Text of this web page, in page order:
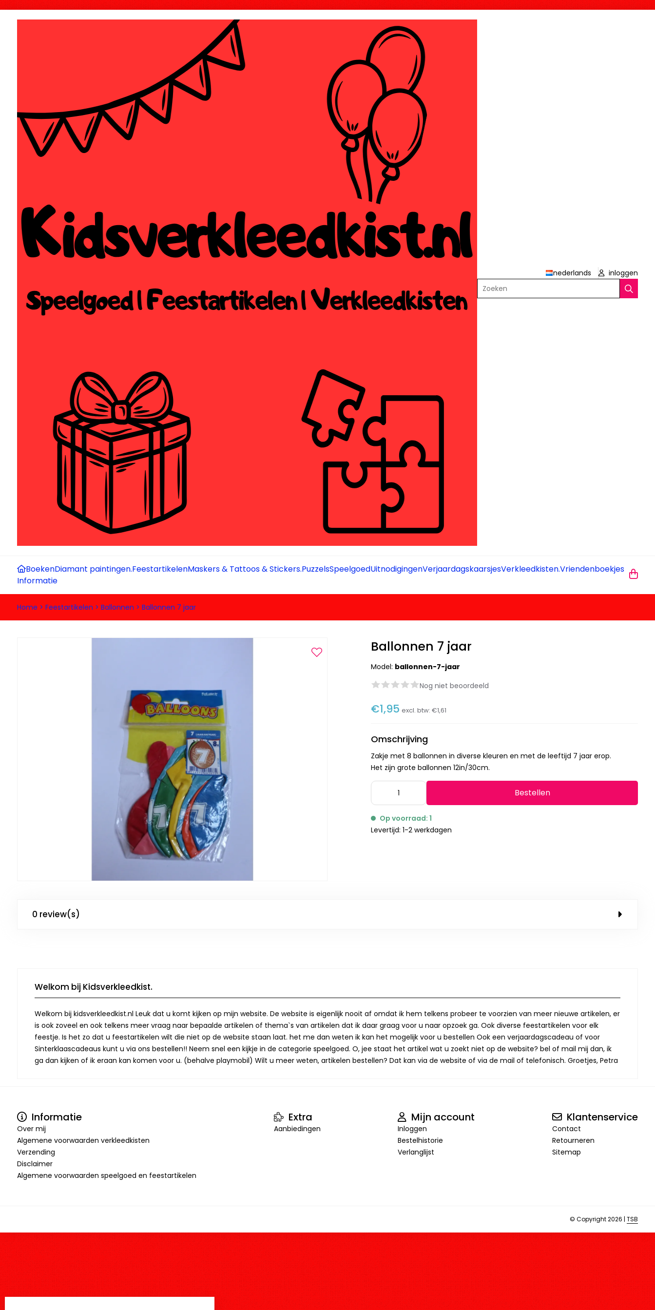
nederlands
inloggen
Zoeken
BoekenDiamant paintingen.FeestartikelenMaskers & Tattoos & Stickers.PuzzelsSpeelgoedUitnodigingenVerjaardagskaarsjesVerkleedkisten.Vriendenboekjes
Informatie
Home > Feestartikelen > Ballonnen > Ballonnen 7 jaar
Ballonnen 7 jaar
Model: ballonnen-7-jaar
Nog niet beoordeeld
€1,95 excl. btw:€1,61
Omschrijving
Zakje met 8 ballonnen in diverse kleuren en met de leeftijd 7 jaar erop.
Het zijn grote ballonnen 12in/30cm.
Bestellen
Op voorraad: 1
Levertijd: 1-2 werkdagen
0 review(s)
Welkom bij Kidsverkleedkist.
Welkom bij kidsverkleedkist.nl Leuk dat u komt kijken op mijn website. De website is eigenlijk nooit af omdat ik hem telkens probeer te voorzien van meer nieuwe artikelen, er
is ook zoveel en ook telkens meer vraag naar bepaalde artikelen of thema`s van artikelen dat ik daar graag voor u naar opzoek ga. Ook diverse feestartikelen voor elk
feestje. Is het zo dat u feestartikelen wilt die niet op de website staan laat. het me dan weten ik kan het mogelijk voor u bestellen Ook een verjaardagscadeau of voor
Sinterklaascadeaus kunt u via ons bestellen!! Neem snel een kijkje in de categorie speelgoed. O, jee staat het artikel wat u zoekt niet op de website? bel of mail mij dan, ik
ga dan kijken of ik eraan kan komen voor u. (behalve playmobil) Wilt u meer weten, artikelen bestellen? Dat kan via de website of via de mail of telefonisch. Groetjes, Petra
Informatie
Over mij
Algemene voorwaarden verkleedkisten
Verzending
Disclaimer
Algemene voorwaarden speelgoed en feestartikelen
Extra
Aanbiedingen
Mijn account
Inloggen
Bestelhistorie
Verlanglijst
Klantenservice
Contact
Retourneren
Sitemap
© Copyright 2026 | TSB